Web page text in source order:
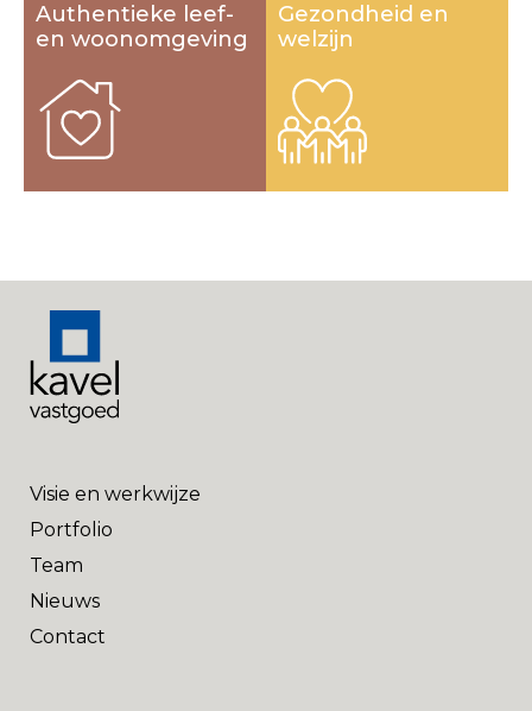
Authentieke leef-
en woon­omgeving
Gezondheid en
welzijn
Visie en werkwijze
Portfolio
Team
Nieuws
Contact